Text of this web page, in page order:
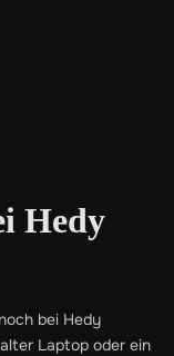
Hedy
bei Hedy
Laptop oder ein